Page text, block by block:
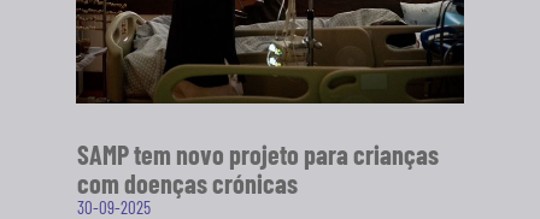
SAMP tem novo projeto para crianças
com doenças crónicas
30-09-2025